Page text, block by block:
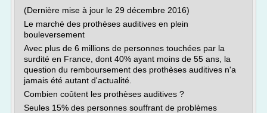
(Dernière mise à jour le 29 décembre 2016)
Le marché des prothèses auditives en plein
bouleversement
Avec plus de 6 millions de personnes touchées par la
surdité en France, dont 40% ayant moins de 55 ans, la
question du remboursement des prothèses auditives n'a
jamais été autant d'actualité.
Combien coûtent les prothèses auditives ?
Seules 15% des personnes souffrant de problèmes